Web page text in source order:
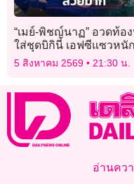
“เมย์-พิชญ์นาฏ” อวดท้อ
ใส่ชุดบิกินี่ เอฟซีแซวหนัก
ว่าที่คุณแม่สวยมากจริงๆ
5 สิงหาคม 2569 21:30 น.
อ่านคว